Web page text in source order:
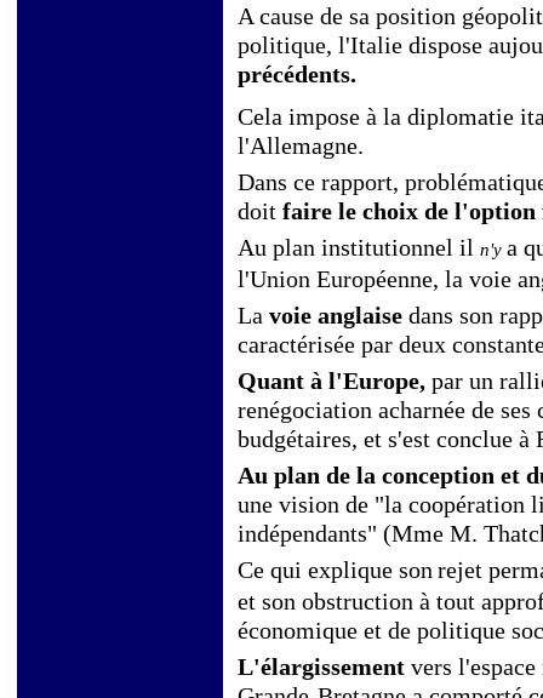
A cause de sa position
politique, l'Italie dispose
précédents.
Cela impose à la diplomatie
l'Allemagne.
Dans ce rapport,
doit faire le choix de l'option
Au plan institutionnel il n'y a
l'Union Européenne, la voie
La voie anglaise dans son
caractérisée par deux
Quant à l'Europe, par un
renégociation acharnée de
budgétaires, et s'est conclue à
Au plan de la conception et
une vision de "la coopération
indépendants" (Mme M.
Ce qui explique son rejet
et son obstruction à tout
économique et de politique
L'élargissement vers